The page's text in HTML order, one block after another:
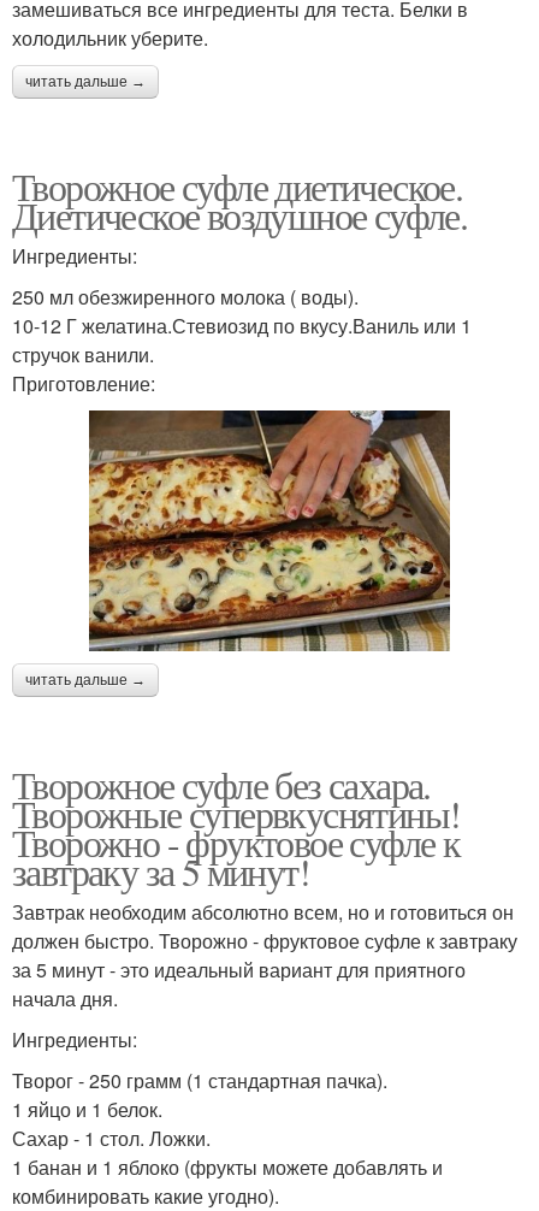
замешиваться все ингредиенты для теста. Белки в
холодильник уберите.
читать дальше →
Творожное суфле диетическое.
Диетическое воздушное суфле.
Ингредиенты:
250 мл обезжиренного молока ( воды).
10-12 Г желатина.Стевиозид по вкусу.Ваниль или 1
стручок ванили.
Приготовление:
читать дальше →
Творожное суфле без сахара.
Творожные супервкуснятины!
Творожно - фруктовое суфле к
завтраку за 5 минут!
Завтрак необходим абсолютно всем, но и готовиться он
должен быстро. Творожно - фруктовое суфле к завтраку
за 5 минут - это идеальный вариант для приятного
начала дня.
Ингредиенты:
Творог - 250 грамм (1 стандартная пачка).
1 яйцо и 1 белок.
Сахар - 1 стол. Ложки.
1 банан и 1 яблоко (фрукты можете добавлять и
комбинировать какие угодно).